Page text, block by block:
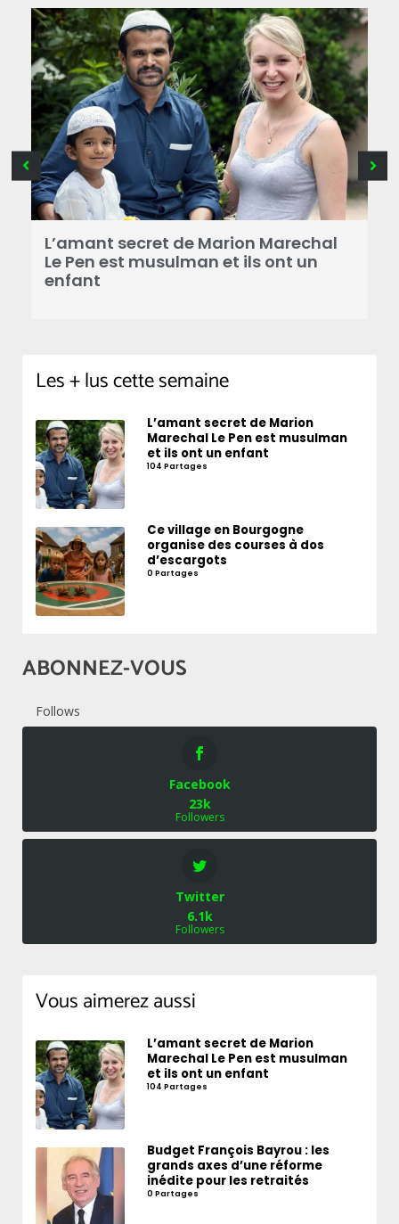
L’amant secret de Marion Marechal
Le Pen est musulman et ils ont un
enfant
Les + lus cette semaine
L’amant secret de Marion
Marechal Le Pen est musulman
et ils ont un enfant
104 Partages
Ce village en Bourgogne
organise des courses à dos
d’escargots
0 Partages
ABONNEZ-VOUS
Follows
Facebook
23k
Followers
Twitter
6.1k
Followers
Vous aimerez aussi
L’amant secret de Marion
Marechal Le Pen est musulman
et ils ont un enfant
104 Partages
Budget François Bayrou : les
grands axes d’une réforme
inédite pour les retraités
0 Partages